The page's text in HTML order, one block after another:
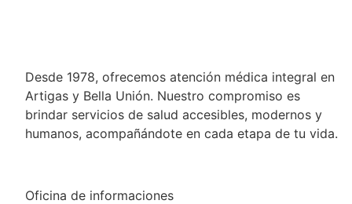
Desde 1978, ofrecemos atención médica integral en
Artigas y Bella Unión. Nuestro compromiso es
brindar servicios de salud accesibles, modernos y
humanos, acompañándote en cada etapa de tu vida.
Oficina de informaciones